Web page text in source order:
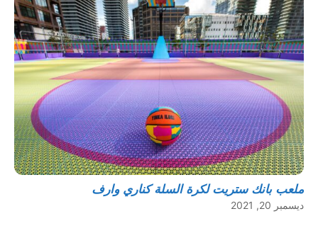
ملعب بانك ستريت لكرة السلة كناري وارف
ديسمبر 20, 2021